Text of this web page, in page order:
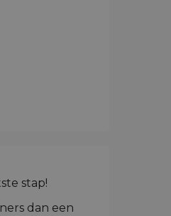
stap!
dan een